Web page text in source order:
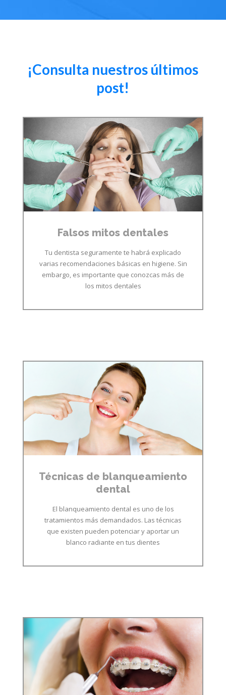
¡Consulta nuestros últimos
post!
Falsos mitos dentales
Tu dentista seguramente te habrá explicado
varias recomendaciones básicas en higiene. Sin
embargo, es importante que conozcas más de
los mitos dentales
Técnicas de blanqueamiento
dental
El blanqueamiento dental es uno de los
tratamientos más demandados. Las técnicas
que existen pueden potenciar y aportar un
blanco radiante en tus dientes